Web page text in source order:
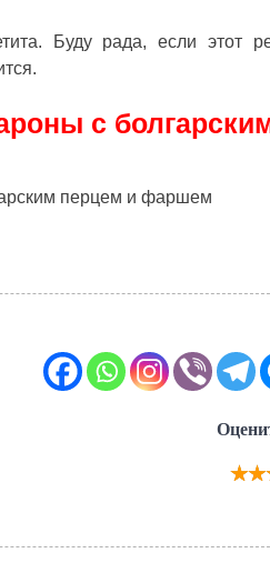
Буду рада, если этот
с